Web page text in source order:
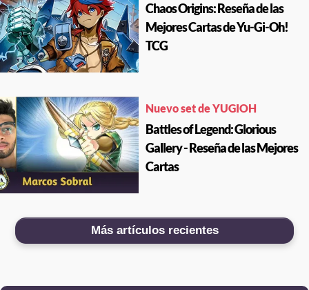
Chaos Origins: Reseña de las
Mejores Cartas de Yu-Gi-Oh!
TCG
Nuevo set de YUGIOH
Battles of Legend: Glorious
Gallery - Reseña de las Mejores
Cartas
Más artículos recientes